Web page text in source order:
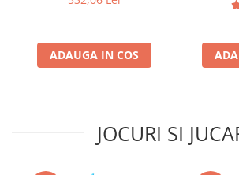
Star Wars Unlimited
Riftbound League of Legends TCG
ADAUGA IN COS
JOCURI SI